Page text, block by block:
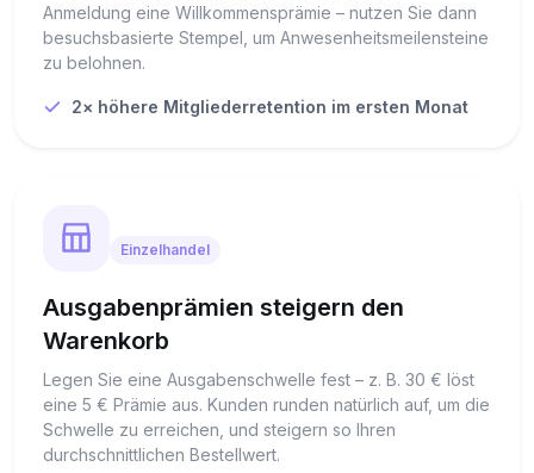
Anmeldung eine Willkommensprämie – nutzen Sie dann
besuchsbasierte Stempel, um Anwesenheitsmeilensteine
zu belohnen.
2× höhere Mitgliederretention im ersten Monat
Einzelhandel
Ausgabenprämien steigern den
Warenkorb
Legen Sie eine Ausgabenschwelle fest – z. B. 30 € löst
eine 5 € Prämie aus. Kunden runden natürlich auf, um die
Schwelle zu erreichen, und steigern so Ihren
durchschnittlichen Bestellwert.